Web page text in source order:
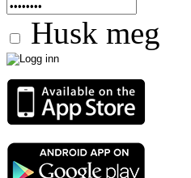
Husk meg